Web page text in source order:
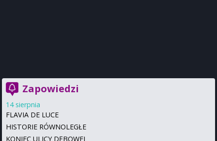
Zapowiedzi
14 sierpnia
FLAVIA DE LUCE
HISTORIE RÓWNOLEGŁE
KONIEC ULICY DĘBOWEJ